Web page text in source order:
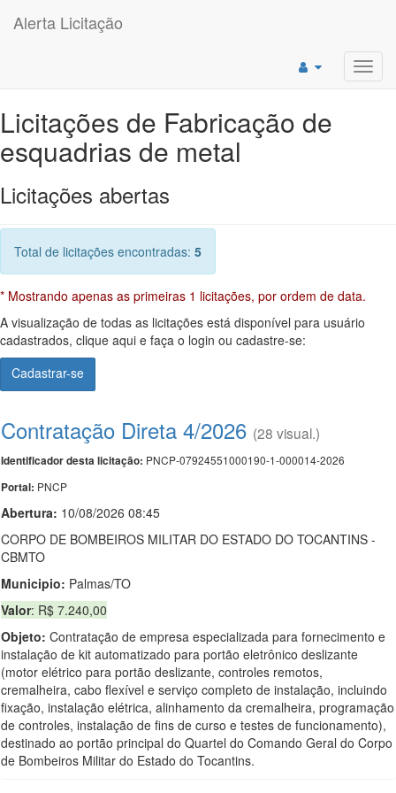
Alerta Licitação
Licitações de Fabricação de
esquadrias de metal
Licitações abertas
Total de licitações encontradas: 5
* Mostrando apenas as primeiras 1 licitações, por ordem de data.
A visualização de todas as licitações está disponível para usuário
cadastrados, clique aqui e faça o login ou cadastre-se:
Cadastrar-se
Contratação Direta 4/2026 (28 visual.)
Identificador desta licitação: PNCP-07924551000190-1-000014-2026
Portal: PNCP
Abertura: 10/08/2026 08:45
CORPO DE BOMBEIROS MILITAR DO ESTADO DO TOCANTINS -
CBMTO
Municipio: Palmas/TO
Valor: R$ 7.240,00
Objeto: Contratação de empresa especializada para fornecimento e
instalação de kit automatizado para portão eletrônico deslizante
(motor elétrico para portão deslizante, controles remotos,
cremalheira, cabo flexível e serviço completo de instalação, incluindo
fixação, instalação elétrica, alinhamento da cremalheira, programação
de controles, instalação de fins de curso e testes de funcionamento),
destinado ao portão principal do Quartel do Comando Geral do Corpo
de Bombeiros Militar do Estado do Tocantins.